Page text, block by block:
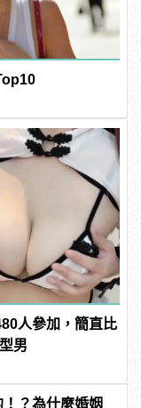
人參加，簡直比
男
？為什麼婚姻